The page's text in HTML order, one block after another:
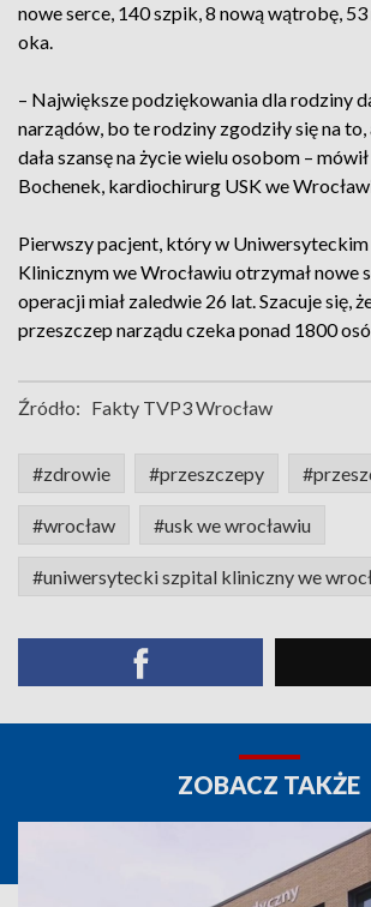
nowe serce, 140 szpik, 8 nową wątrobę,
oka.
– Największe podziękowania dla rodziny
narządów, bo te rodziny zgodziły się na
dała szansę na życie wielu osobom –
Bochenek, kardiochirurg USK we
Pierwszy pacjent, który w
Klinicznym we Wrocławiu otrzymał nowe
operacji miał zaledwie 26 lat. Szacuje się,
przeszczep narządu czeka ponad 1800
Źródło: Fakty TVP3 Wrocław
#zdrowie #przeszczepy
#wrocław #usk we wrocławiu
#uniwersytecki szpital kliniczny we
ZOBACZ TAKŻE